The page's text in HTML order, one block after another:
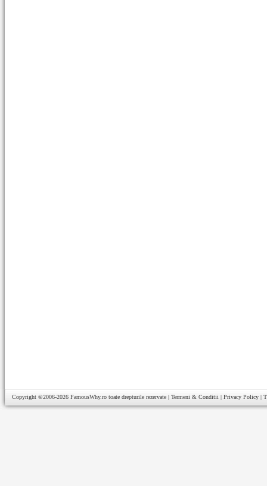
Copyright ©2006-2026 FamousWhy.ro toate drepturile rezervate | Termeni & Conditii | Privacy Policy |